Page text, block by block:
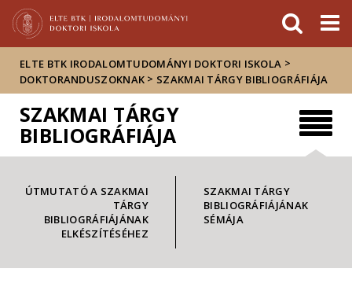
Hírek
Események
ELTE a
sajtóban
ELTE BTK IRODALOMTUDOMÁNYI DOKTORI ISKOLA >
DOKTORANDUSZOKNAK > SZAKMAI TÁRGY BIBLIOGRÁFIÁJA
SZAKMAI TÁRGY
BIBLIOGRÁFIÁJA
ÚTMUTATÓ A SZAKMAI
TÁRGY
BIBLIOGRÁFIÁJÁNAK
ELKÉSZÍTÉSÉHEZ
SZAKMAI TÁRGY
BIBLIOGRÁFIÁJÁNAK
SÉMÁJA